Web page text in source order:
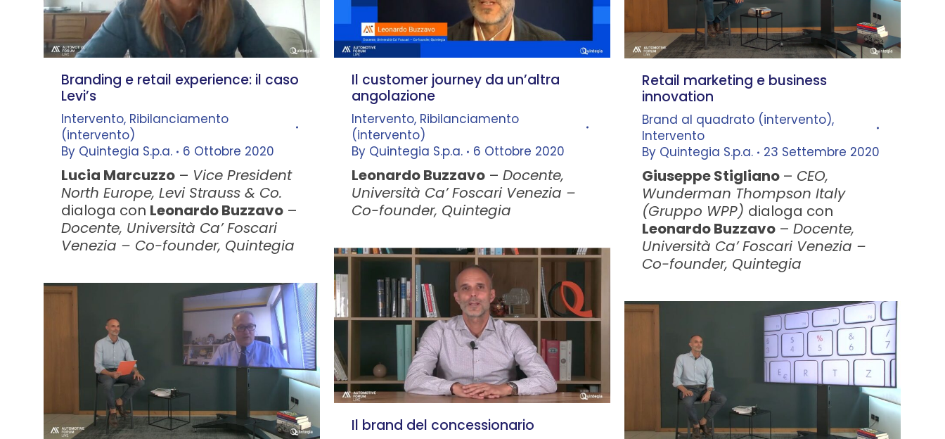
Branding e retail experience: il caso
Levi’s
Intervento, Ribilanciamento
(intervento)
By Quintegia S.p.a. 6 Ottobre 2020
Lucia Marcuzzo – Vice President
North Europe, Levi Strauss & Co.
dialoga con Leonardo Buzzavo –
Docente, Università Ca’ Foscari
Venezia – Co-founder, Quintegia
Il customer journey da un’altra
angolazione
Intervento, Ribilanciamento
(intervento)
By Quintegia S.p.a. 6 Ottobre 2020
Leonardo Buzzavo – Docente,
Università Ca’ Foscari Venezia –
Co-founder, Quintegia
Retail marketing e business
innovation
Brand al quadrato (intervento),
Intervento
By Quintegia S.p.a. 23 Settembre 2020
Giuseppe Stigliano – CEO,
Wunderman Thompson Italy
(Gruppo WPP) dialoga con
Leonardo Buzzavo – Docente,
Università Ca’ Foscari Venezia –
Co-founder, Quintegia
Il brand del concessionario